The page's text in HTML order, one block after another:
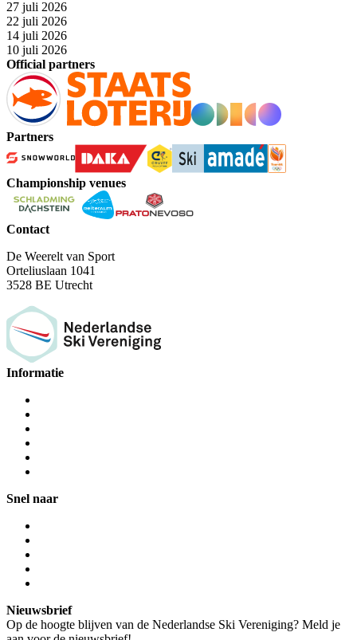
27 juli 2026
22 juli 2026
14 juli 2026
10 juli 2026
Official partners
Partners
Championship venues
Contact
De Weerelt van Sport
Orteliuslaan 1041
3528 BE Utrecht
Informatie
Snel naar
Nieuwsbrief
Op de hoogte blijven van de Nederlandse Ski Vereniging? Meld je